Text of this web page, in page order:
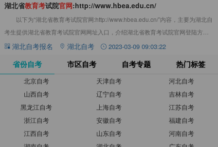
湖北省教育考试院官网:http://www.hbea.edu.cn/
以下为“湖北省教育考试院官网:http://www.hbea.edu.cn/”内容，主要为湖北自
考生提供湖北省教育考试院官网网址入口，介绍湖北省教育考试院官网登陆方式
以及湖北省教育
湖北自考报名 湖北自考 2023-03-09 09:03:22
省份自考 市区自考 自考专题 热门标签
北京自考 天津自考
河北自考
山西自考
辽宁自考
吉林自考
黑龙江自考
上海自考
江苏自考
浙江自考
安徽自考
福建自考
江西自考
山东自考
河南自考